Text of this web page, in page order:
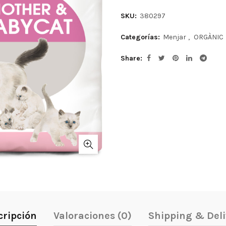
SKU: 380297
Categorías: Menjar , ORGÀNIC
Share
Valoraciones (0) Shipping &